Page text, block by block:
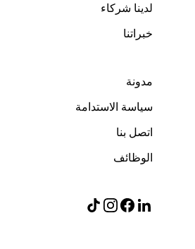
لدينا شركاء
خبراتنا
مدونة
سياسة الاستدامة
اتصل بنا
الوظائف